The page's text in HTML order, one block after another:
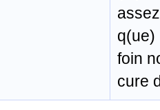
q(ue)
foin
cure